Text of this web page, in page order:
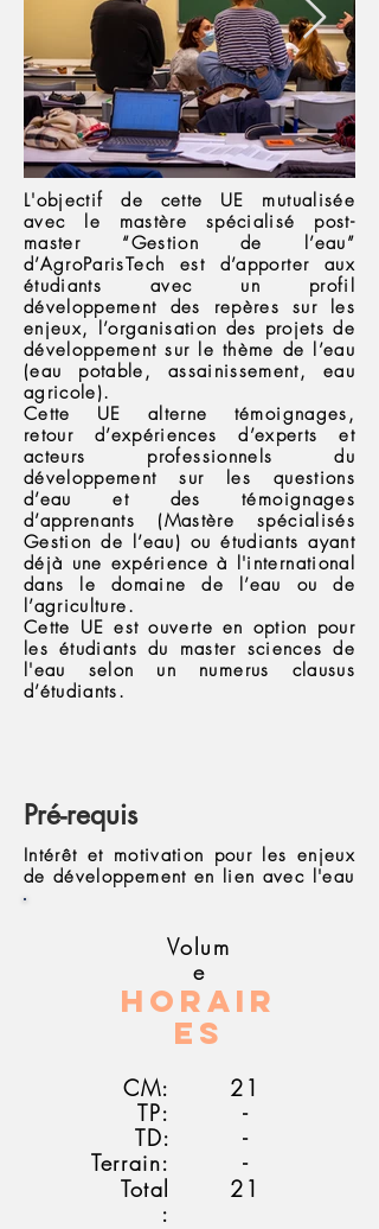
L'objectif de cette UE mutualisée
avec le mastère spécialisé post-
master “Gestion de l’eau”
d’AgroParisTech est d’apporter aux
étudiants avec un profil
développement des repères sur les
enjeux, l’organisation des projets de
développement sur le thème de l’eau
(eau potable, assainissement, eau
agricole).
Cette UE alterne témoignages,
retour d’expériences d’experts et
acteurs professionnels du
développement sur les questions
d’eau et des témoignages
d’apprenants (Mastère spécialisés
Gestion de l’eau) ou étudiants ayant
déjà une expérience à l'international
dans le domaine de l’eau ou de
l’agriculture.
Cette UE est ouverte en option pour
les étudiants du master sciences de
l'eau selon un numerus clausus
d’étudiants.
Pré-requis
Intérêt et motivation pour les enjeux
de développement en lien avec l'eau
Volum
e
Horair
es
CM:
TP:
TD:
Terrain:
Total
:
21
-
-
-
21